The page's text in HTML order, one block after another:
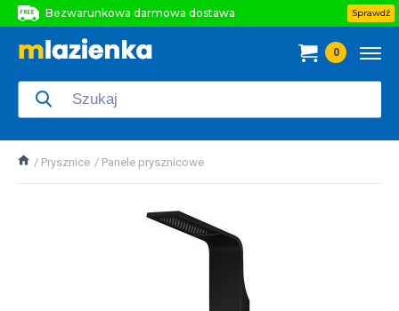
Bezwarunkowa darmowa dostawa
Bezwarunkowa darmowa dostawa
Sprawdź
0
Prysznice Panele prysznicowe